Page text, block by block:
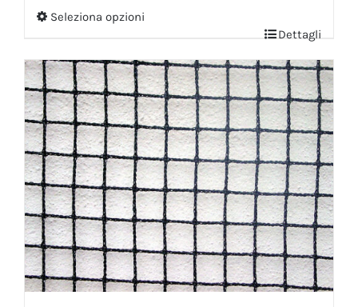
Seleziona opzioni
Dettagli